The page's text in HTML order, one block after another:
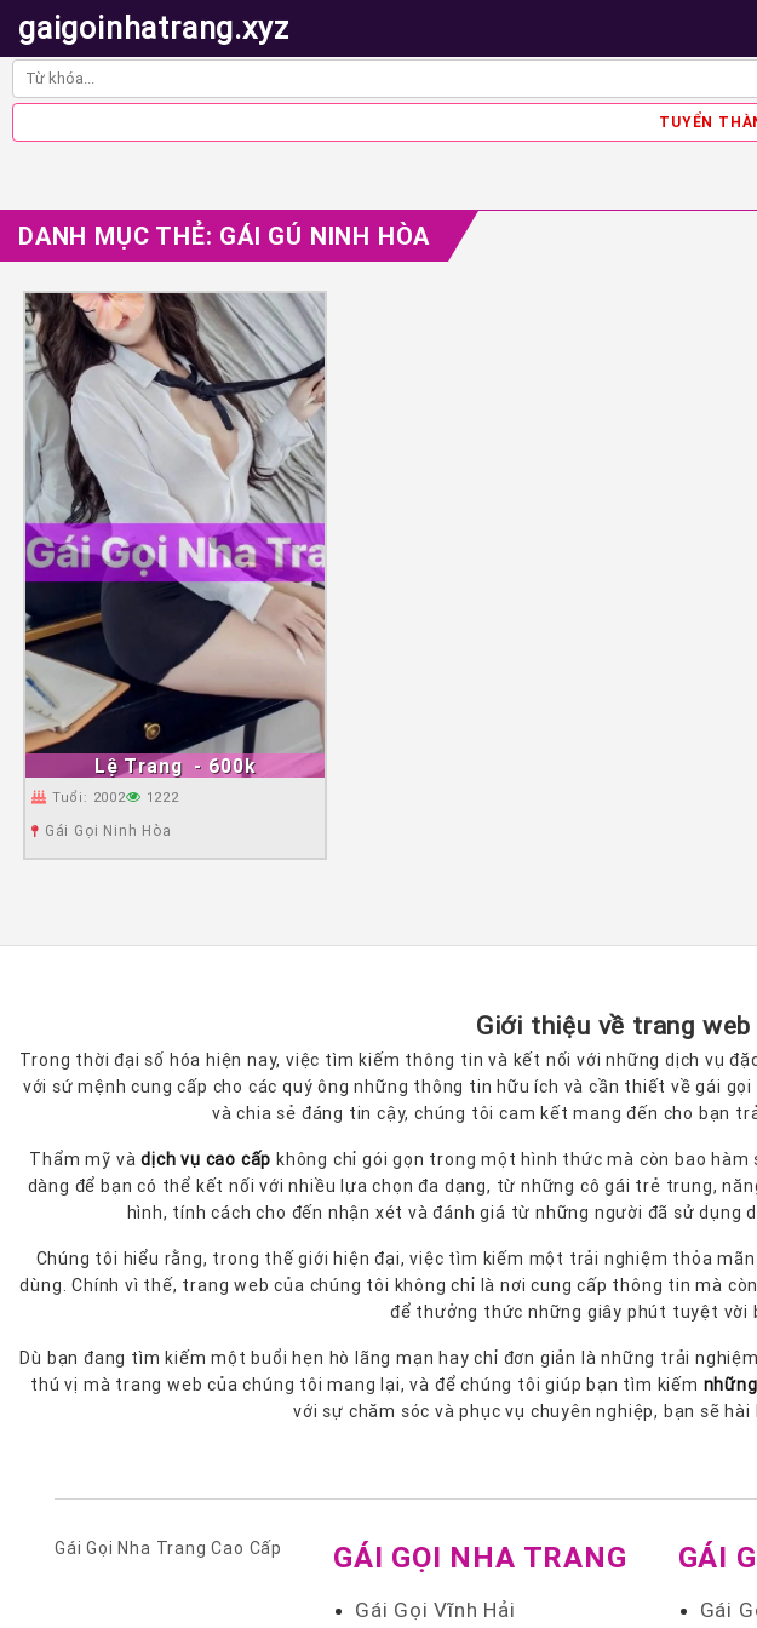
gaigoinhatrang.xyz
TUYỂN
DANH MỤC THẺ: GÁI GÚ NINH HÒA
Lệ Trang - 600k
Tuổi: 2002 1222
Gái Gọi Ninh Hòa
Giới thiệu về trang
Trong thời đại số hóa hiện nay, việc tìm kiếm thông tin và kết nối với những dịch vụ
với sứ mệnh cung cấp cho các quý ông những thông tin hữu ích và cần thiết về gái
và chia sẻ đáng tin cậy, chúng tôi cam kết mang đến cho bạn
Thẩm mỹ vàdịch vụ cao cấp không chỉ gói gọn trong một hình thức mà còn bao
dàng để bạn có thể kết nối với nhiều lựa chọn đa dạng, từ những cô gái trẻ trung,
hình, tính cách cho đến nhận xét và đánh giá từ những người đã sử
Chúng tôi hiểu rằng, trong thế giới hiện đại, việc tìm kiếm một trải nghiệm thỏa
dùng. Chính vì thế, trang web của chúng tôi không chỉ là nơi cung cấp thông tin mà
để thưởng thức những giây phút tuyệt vời
Dù bạn đang tìm kiếm một buổi hẹn hò lãng mạn hay chỉ đơn giản là những trải
thú vị mà trang web của chúng tôi mang lại, và để chúng tôi giúp bạn tìm kiếm
với sự chăm sóc và phục vụ chuyên nghiệp, bạn sẽ
Gái Gọi Nha Trang Cao Cấp GÁI GỌI NHA TRANG
Gái Gọi Vĩnh Hải
GÁI
Gái